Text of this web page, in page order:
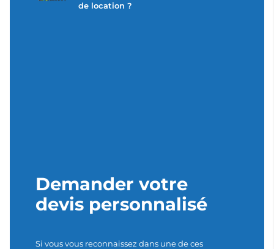
de location ?
Demander votre
devis personnalisé
Si vous vous reconnaissez dans une de ces